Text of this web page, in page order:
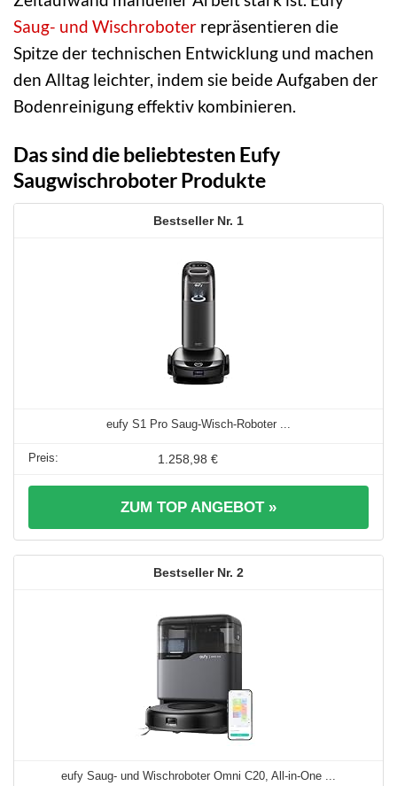
Saug- und Wischroboter repräsentieren die
Spitze der technischen Entwicklung und machen
den Alltag leichter, indem sie beide Aufgaben der
Bodenreinigung effektiv kombinieren.
Das sind die beliebtesten Eufy
Saugwischroboter Produkte
1
eufy S1 Pro Saug-Wisch-Roboter ...
1.258,98 €
ZUM TOP ANGEBOT »
2
eufy Saug- und Wischroboter Omni C20, All-in-One ...